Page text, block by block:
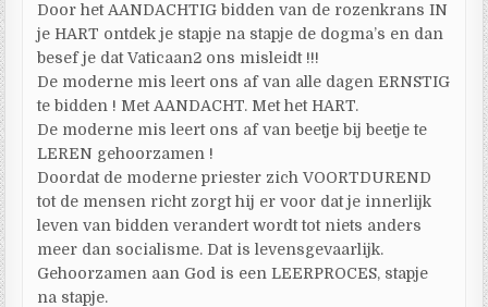
Door het AANDACHTIG bidden van de rozenkrans IN
je HART ontdek je stapje na stapje de dogma’s en dan
besef je dat Vaticaan2 ons misleidt !!!
De moderne mis leert ons af van alle dagen ERNSTIG
te bidden ! Met AANDACHT. Met het HART.
De moderne mis leert ons af van beetje bij beetje te
LEREN gehoorzamen !
Doordat de moderne priester zich VOORTDUREND
tot de mensen richt zorgt hij er voor dat je innerlijk
leven van bidden verandert wordt tot niets anders
meer dan socialisme. Dat is levensgevaarlijk.
Gehoorzamen aan God is een LEERPROCES, stapje
na stapje.